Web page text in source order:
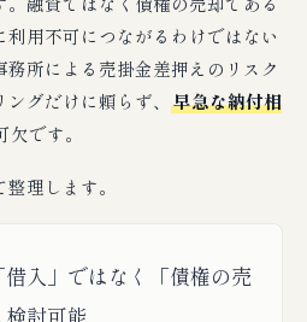
用不可につながるわけではない
所による売掛金差押えのリスク
グだけに頼らず、 早急な納付相
欠です。
理します。
入」ではなく「債権の売
討可能